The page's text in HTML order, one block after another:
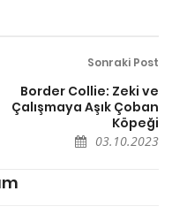
Sonraki Post
Border Collie: Zeki ve
Çalışmaya Aşık Çoban
Köpeği
03.10.2023